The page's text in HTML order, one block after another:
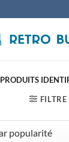
PRODUITS
FILTRE